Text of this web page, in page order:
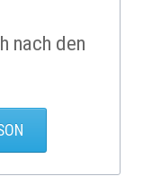
nach den